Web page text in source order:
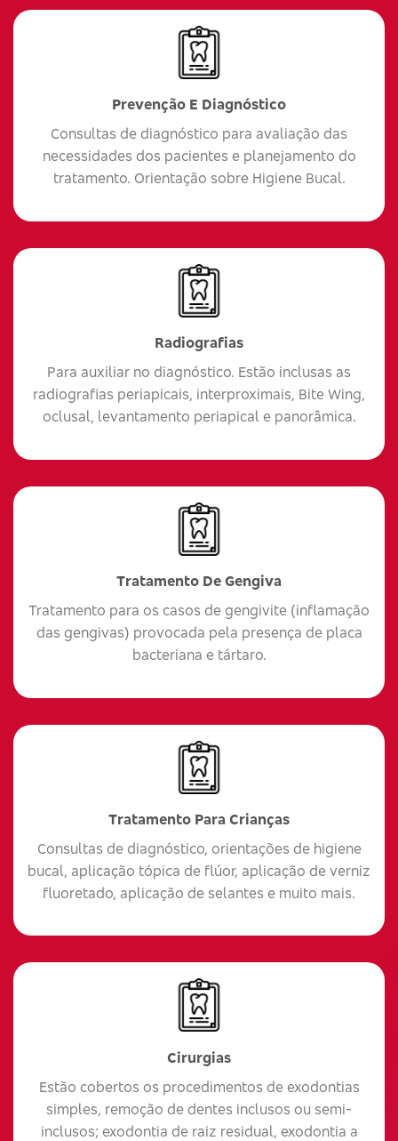
Prevenção E Diagnóstico
Consultas de diagnóstico para avaliação das
necessidades dos pacientes e planejamento do
tratamento. Orientação sobre Higiene Bucal.
Radiografias
Para auxiliar no diagnóstico. Estão inclusas as
radiografias periapicais, interproximais, Bite Wing,
oclusal, levantamento periapical e panorâmica.
Tratamento De Gengiva
Tratamento para os casos de gengivite (inflamação
das gengivas) provocada pela presença de placa
bacteriana e tártaro.
Tratamento Para Crianças
Consultas de diagnóstico, orientações de higiene
bucal, aplicação tópica de flúor, aplicação de verniz
fluoretado, aplicação de selantes e muito mais.
Cirurgias
Estão cobertos os procedimentos de exodontias
simples, remoção de dentes inclusos ou semi-
inclusos; exodontia de raiz residual, exodontia a